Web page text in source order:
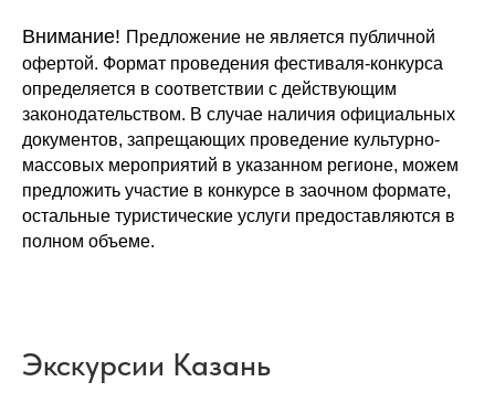
Внимание! Предложение не является публичной
офертой. Формат проведения фестиваля-конкурса
определяется в соответствии с действующим
законодательством. В случае наличия официальных
документов, запрещающих проведение культурно-
массовых мероприятий в указанном регионе, можем
предложить участие в конкурсе в заочном формате,
остальные туристические услуги предоставляются в
полном объеме.
Экскурсии Казань